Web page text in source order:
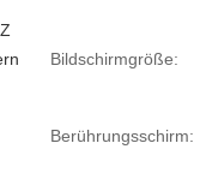
Bildschirmgröße:
Berührungsschirm: